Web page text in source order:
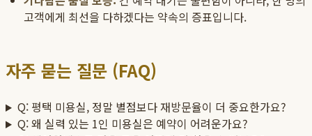
고객에게 최선을 다하겠다는 약속의 증표입니다.
자주 묻는 질문 (FAQ)
Q: 평택 미용실, 정말 별점보다 재방문율이 더 중요한가요?
Q: 왜 실력 있는 1인 미용실은 예약이 어려운가요?